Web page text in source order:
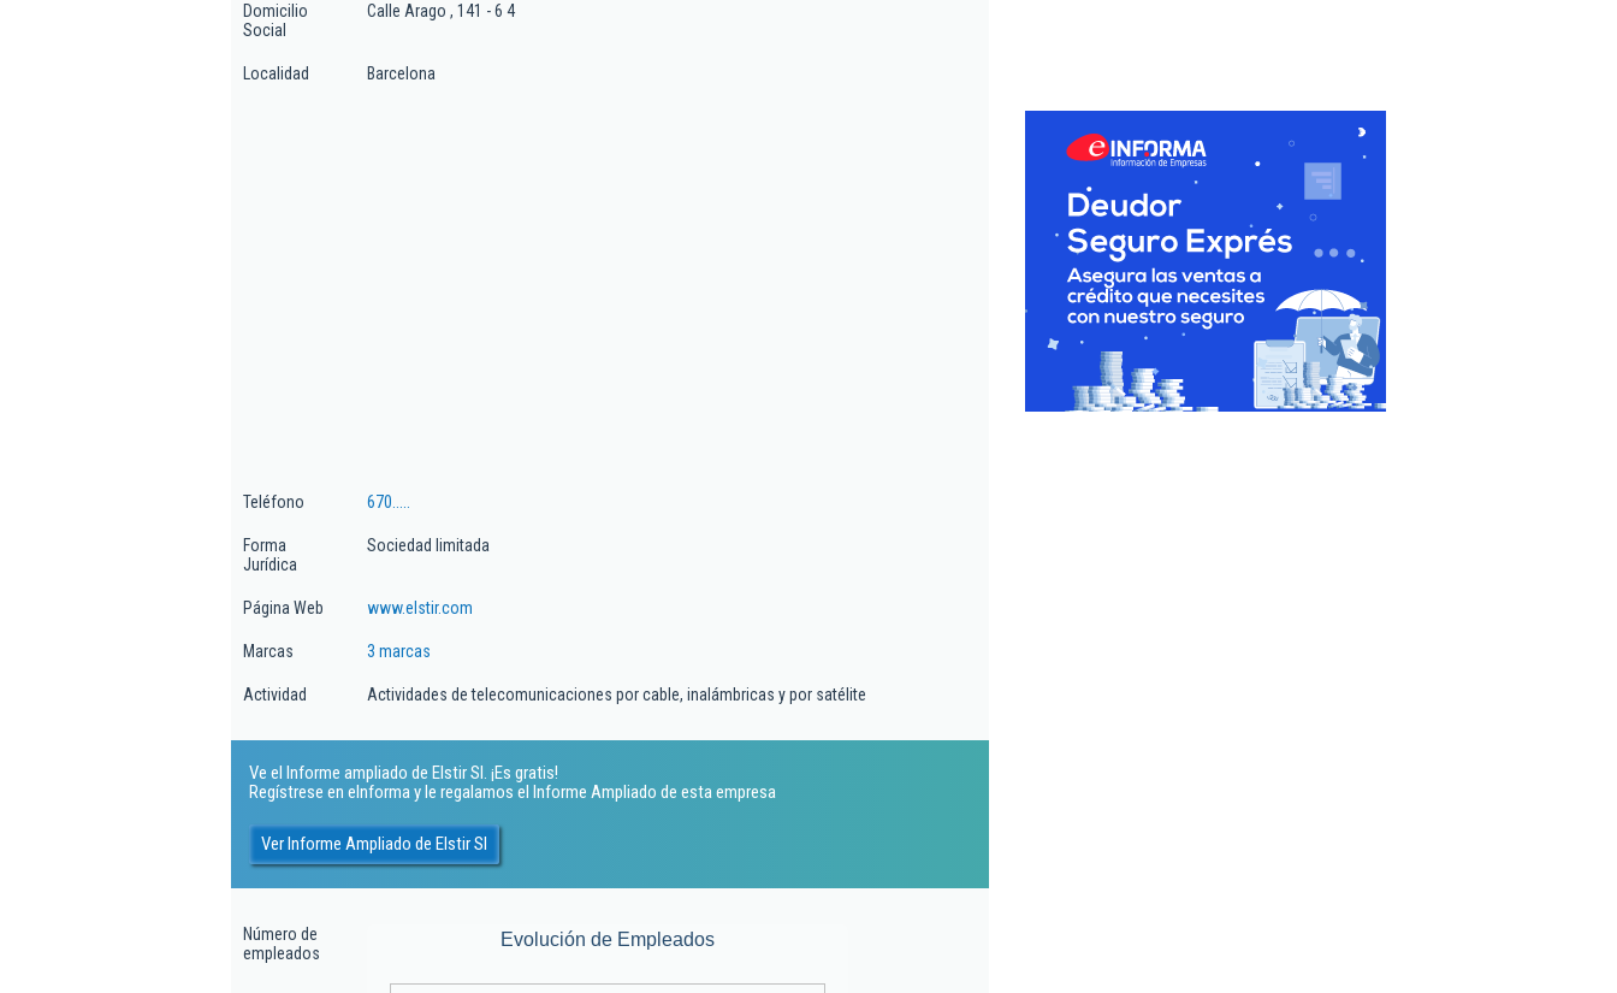
Domicilio
Social
Calle Arago , 141 - 6 4
Localidad Barcelona
Teléfono 670.....
Forma
Jurídica
Sociedad limitada
Página Web www.elstir.com
Marcas 3 marcas
Actividad Actividades de telecomunicaciones por cable, inalámbricas y por satélite
Ve el Informe ampliado de Elstir Sl. ¡Es gratis!
Regístrese en eInforma y le regalamos el Informe Ampliado de esta empresa
Ver Informe Ampliado de Elstir Sl
Número de
empleados
Evolución de Empleados